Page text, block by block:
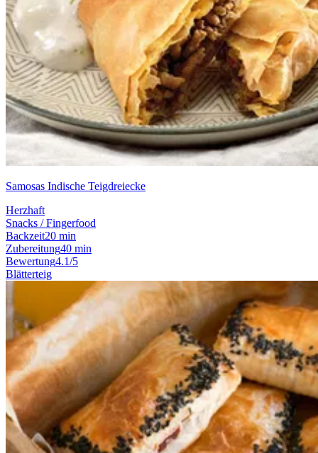
Samosas Indische Teigdreiecke
Herzhaft
Snacks / Fingerfood
Backzeit20 min
Zubereitung40 min
Bewertung4.1/5
Blätterteig